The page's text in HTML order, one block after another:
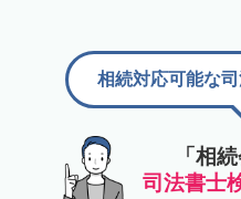
「相
司法書士
相続対応可能な